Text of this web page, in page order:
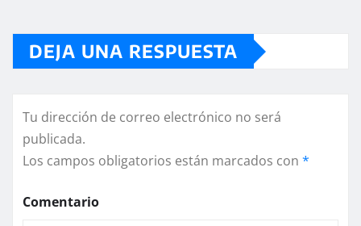
DEJA UNA RESPUESTA
Tu dirección de correo electrónico no será
publicada.
Los campos obligatorios están marcados con *
Comentario